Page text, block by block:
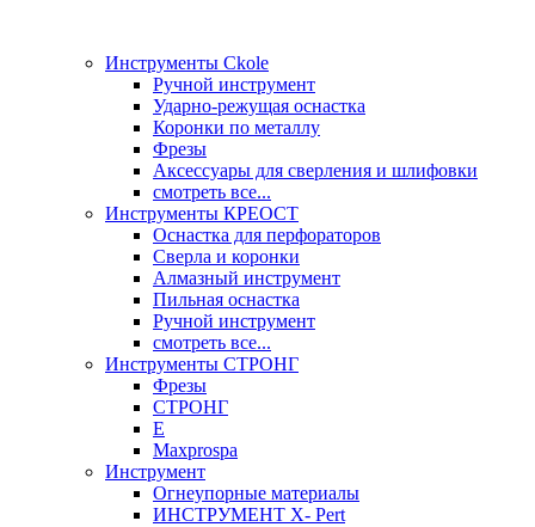
Инструменты Ckole
Ручной инструмент
Ударно‑режущая оснастка
Коронки по металлу
Фрезы
Аксессуары для сверления и шлифовки
смотреть все...
Инструменты КРЕОСТ
Оснастка для перфораторов
Сверла и коронки
Алмазный инструмент
Пильная оснастка
Ручной инструмент
смотреть все...
Инструменты СТРОНГ
Фрезы
СТРОНГ
Е
Maxprospa
Инструмент
Огнеупорные материалы
ИНСТРУМЕНТ X- Pert